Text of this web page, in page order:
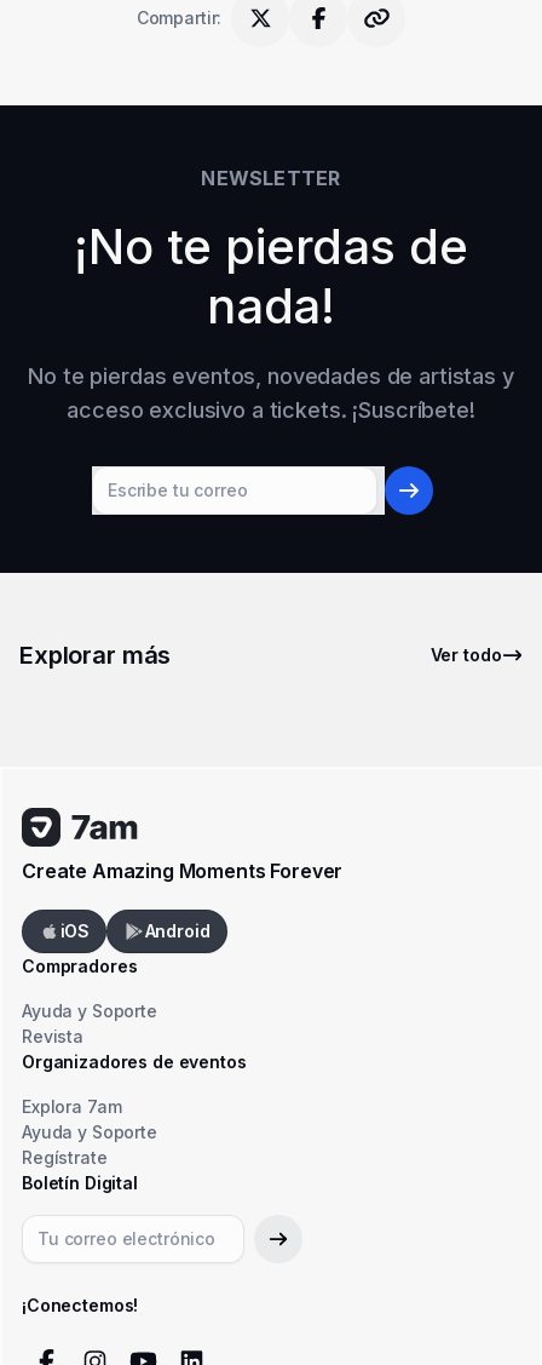
Compartir:
NEWSLETTER
¡No te pierdas de
nada!
No te pierdas eventos, novedades de artistas y
acceso exclusivo a tickets. ¡Suscríbete!
Explorar más Ver todo
Create Amazing Moments Forever
iOS
Android
Compradores
Ayuda y Soporte
Revista
Organizadores de eventos
Explora 7am
Ayuda y Soporte
Regístrate
Boletín Digital
¡Conectemos!